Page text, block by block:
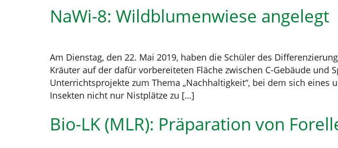
NaWi-8: Wildblumenwiese angelegt
Am Dienstag, den 22. Mai 2019, haben die Schüler des
Kräuter auf der dafür vorbereiteten Fläche zwischen C-Gebäude
Unterrichtsprojekte zum Thema „Nachhaltigkeit“, bei dem sich
Insekten nicht nur Nistplätze zu […]
Bio-LK (MLR): Präparation von